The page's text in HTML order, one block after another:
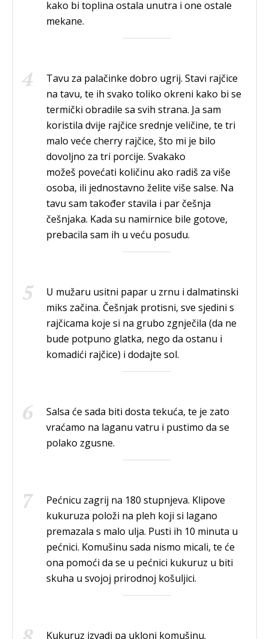
kako bi toplina ostala unutra i one ostale
mekane.
Tavu za palačinke dobro ugrij. Stavi rajčice
na tavu, te ih svako toliko okreni kako bi se
termički obradile sa svih strana. Ja sam
koristila dvije rajčice srednje veličine, te tri
malo veće cherry rajčice, što mi je bilo
dovoljno za tri porcije. Svakako
možeš povećati količinu ako radiš za više
osoba, ili jednostavno želite više salse. Na
tavu sam također stavila i par češnja
češnjaka. Kada su namirnice bile gotove,
prebacila sam ih u veću posudu.
U mužaru usitni papar u zrnu i dalmatinski
miks začina. Češnjak protisni, sve sjedini s
rajčicama koje si na grubo zgnječila (da ne
bude potpuno glatka, nego da ostanu i
komadići rajčice) i dodajte sol.
Salsa će sada biti dosta tekuća, te je zato
vraćamo na laganu vatru i pustimo da se
polako zgusne.
Pećnicu zagrij na 180 stupnjeva. Klipove
kukuruza položi na pleh koji si lagano
premazala s malo ulja. Pusti ih 10 minuta u
pećnici. Komušinu sada nismo micali, te će
ona pomoći da se u pećnici kukuruz u biti
skuha u svojoj prirodnoj košuljici.
Kukuruz izvadi pa ukloni komušinu.